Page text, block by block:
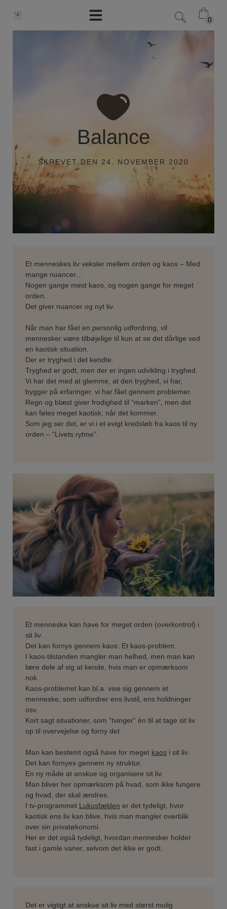
indholdet
0
0
Balance
SKREVETDEN 24. NOVEMBER 2020
Et menneskes liv veksler mellem orden og kaos – Med
mange nuancer…
Nogen gange mest kaos, og nogen gange for meget
orden.
Det giver nuancer og nyt liv.
Når man har fået en personlig udfordring, vil
mennesker være tilbøjelige til kun at se det dårlige ved
en kaotisk situation.
Der er tryghed i det kendte.
Tryghed er godt, men der er ingen udvikling i tryghed.
Vi har det med at glemme, at den tryghed, vi har,
bygger på erfaringer, vi har fået gennem problemer.
Regn og blæst giver frodighed til “marken”, men det
kan føles meget kaotisk, når det kommer.
Som jeg ser det, er vi i et evigt kredsløb fra kaos til ny
orden – “Livets rytme”.
Et menneske kan have for meget orden (overkontrol) i
sit liv.
Det kan fornys gennem kaos: Et kaos-problem.
I kaos-tilstanden mangler man helhed, men man kan
lære dele af sig at kende, hvis man er opmærksom
nok.
Kaos-problemet kan bl.a. vise sig gennem et
menneske, som udfordrer ens livstil, ens holdninger
osv.
Kort sagt situationer, som “tvinger” én til at tage sit liv
op til overvejelse og forny det.
Man kan bestemt også have for meget kaos i sit liv.
Det kan fornyes gennem ny struktur.
En ny måde at anskue og organisere sit liv.
Man bliver her opmærksom på hvad, som ikke fungere
og hvad, der skal ændres.
I tv-programmet Lukusfælden er det tydeligt, hvor
kaotisk ens liv kan blive, hvis man mangler overblik
over sin privatøkonomi.
Her er det også tydeligt, hvordan mennesker holder
fast i gamle vaner, selvom det ikke er godt.
Det er vigtigt at anskue sit liv med størst mulig